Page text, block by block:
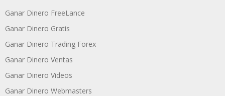
Ganar Dinero FreeLance
Ganar Dinero Gratis
Ganar Dinero Trading Forex
Ganar Dinero Ventas
Ganar Dinero Videos
Ganar Dinero Webmasters